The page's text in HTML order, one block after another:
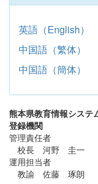
英語（English）
中国語（繁体）
中国語（簡体）
熊本県教育情報システ
登録機関
管理責任者
校長 河野 圭一
運用担当者
教諭 佐藤 琢朗